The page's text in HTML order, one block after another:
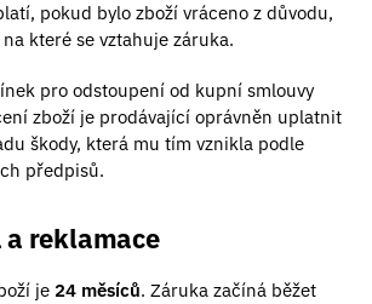
pokud bylo zboží vráceno z důvodu,
které se vztahuje záruka.
pro odstoupení od kupní smlouvy
zboží je prodávající oprávněn uplatnit
škody, která mu tím vznikla podle
předpisů.
reklamace
je 24 měsíců. Záruka začíná běžet